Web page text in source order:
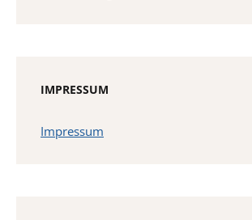
IMPRESSUM
Impressum